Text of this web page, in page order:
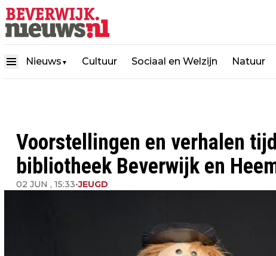
Nieuws ▼ Cultuur Sociaal en Welzijn Natuur
Voorstellingen en verhalen
bibliotheek Beverwijk en
02 JUN , 15:33•JEUGD